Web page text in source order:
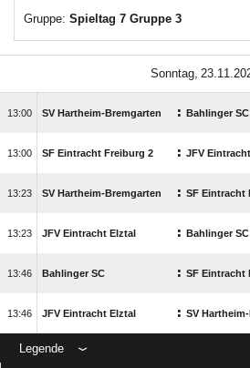
Gruppe: Spieltag 7 Gruppe 3

 SV Hartheim-Bremgarten : Bahlinger SC
 SF Eintracht Freiburg 2 : JFV
 SV Hartheim-Bremgarten : SF Eintracht
 JFV Eintracht Elztal : Bahlinger SC
 Bahlinger SC : SF Eintracht
 JFV Eintracht Elztal : SV
Legende